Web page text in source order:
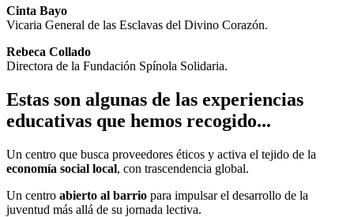
Cinta Bayo
Vicaria General de las Esclavas del Divino Corazón.
Rebeca Collado
Directora de la Fundación Spínola Solidaria.
Estas son algunas de las experiencias
educativas que hemos recogido...
Un centro que busca proveedores éticos y activa el tejido de la
economía social local, con trascendencia global.
Un centro abierto al barrio para impulsar el desarrollo de la
juventud más allá de su jornada lectiva.